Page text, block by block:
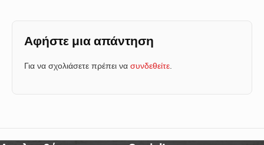
Αφήστε μια απάντηση
Για να σχολιάσετε πρέπει να συνδεθείτε